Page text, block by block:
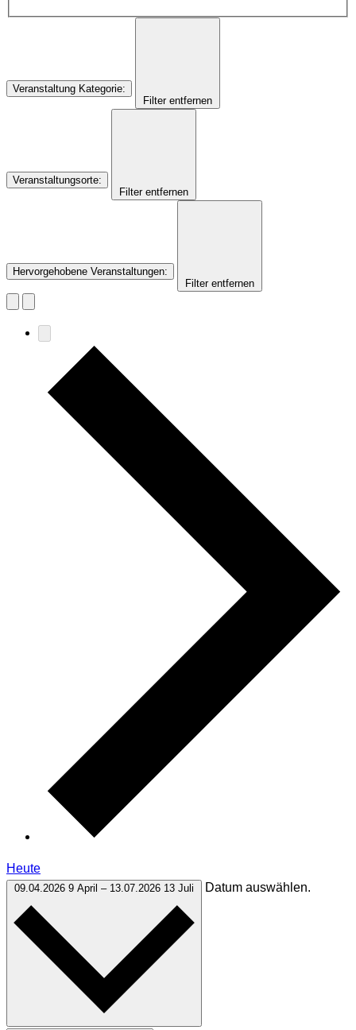
Veranstaltung Kategorie:
Filter entfernen
Veranstaltungsorte:
Filter entfernen
Hervorgehobene Veranstaltungen:
Filter entfernen
Heute
09.04.2026 9 April – 13.07.2026 13 Juli Datum auswählen.